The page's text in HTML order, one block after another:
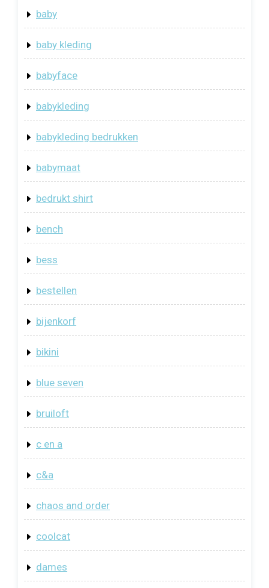
baby
baby kleding
babyface
babykleding
babykleding bedrukken
babymaat
bedrukt shirt
bench
bess
bestellen
bijenkorf
bikini
blue seven
bruiloft
c en a
c&a
chaos and order
coolcat
dames